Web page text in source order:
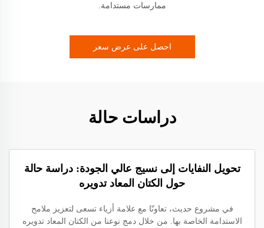
ممارسات مستدامة.
احصل على عرض سعر
دراسات حالة
تحويل النفايات إلى نسيج عالي الجودة: دراسة حالة
حول الكتان المعاد تدويره
في مشروع حديث، تعاونّا مع علامة أزياء تسعى لتعزيز ملامح
الاستدامة الخاصة بها. من خلال دمج نوعنا من الكتان المعاد تدويره